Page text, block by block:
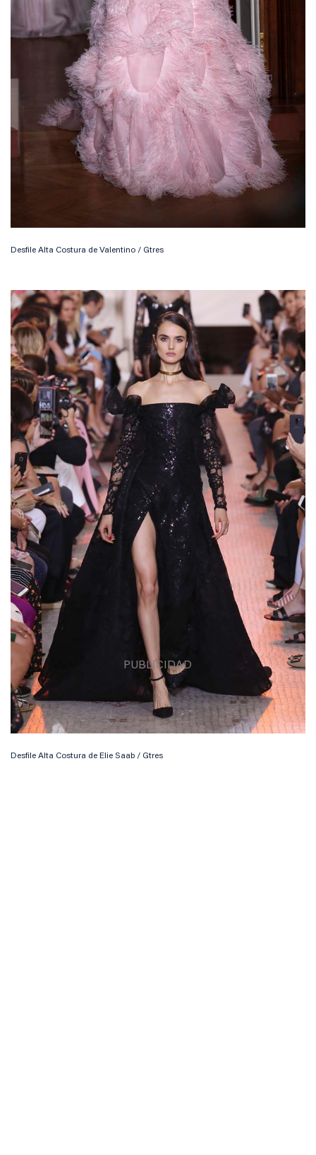
Desfile Alta Costura de Valentino / Gtres
Desfile Alta Costura de Elie Saab / Gtres